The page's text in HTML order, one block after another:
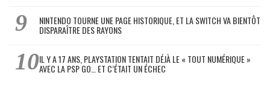
NINTENDO TOURNE UNE PAGE HISTORIQUE, ET LA SWITCH VA BIENTÔT
DISPARAÎTRE DES RAYONS
IL Y A 17 ANS, PLAYSTATION TENTAIT DÉJÀ LE « TOUT NUMÉRIQUE »
AVEC LA PSP GO… ET C’ÉTAIT UN ÉCHEC